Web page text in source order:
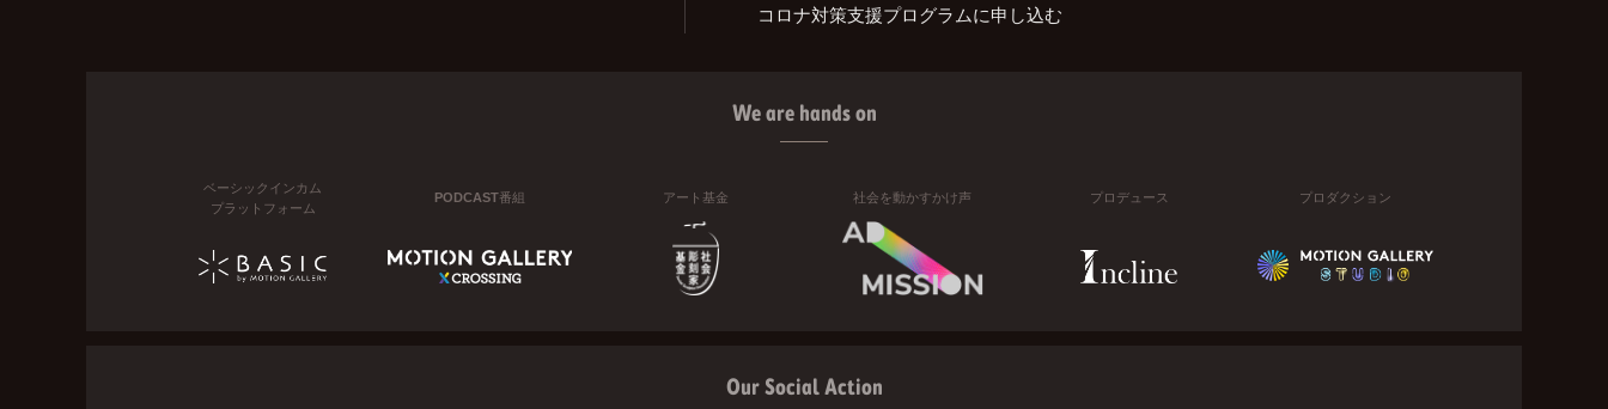
コロナ対策支援プログラムに申し込む
We are hands on
ベーシックインカム
プラットフォーム
PODCAST番組 アート基金 社会を動かすかけ声 プロデュース プロダクション
Our Social Action